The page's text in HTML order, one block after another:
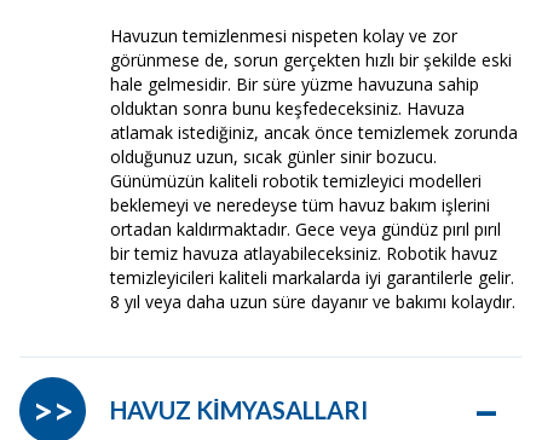
Havuzun temizlenmesi nispeten kolay ve zor
görünmese de, sorun gerçekten hızlı bir şekilde eski
hale gelmesidir. Bir süre yüzme havuzuna sahip
olduktan sonra bunu keşfedeceksiniz. Havuza
atlamak istediğiniz, ancak önce temizlemek zorunda
olduğunuz uzun, sıcak günler sinir bozucu.
Günümüzün kaliteli robotik temizleyici modelleri
beklemeyi ve neredeyse tüm havuz bakım işlerini
ortadan kaldırmaktadır. Gece veya gündüz pırıl pırıl
bir temiz havuza atlayabileceksiniz. Robotik havuz
temizleyicileri kaliteli markalarda iyi garantilerle gelir.
8 yıl veya daha uzun süre dayanır ve bakımı kolaydır.
HAVUZ KİMYASALLARI –
>>